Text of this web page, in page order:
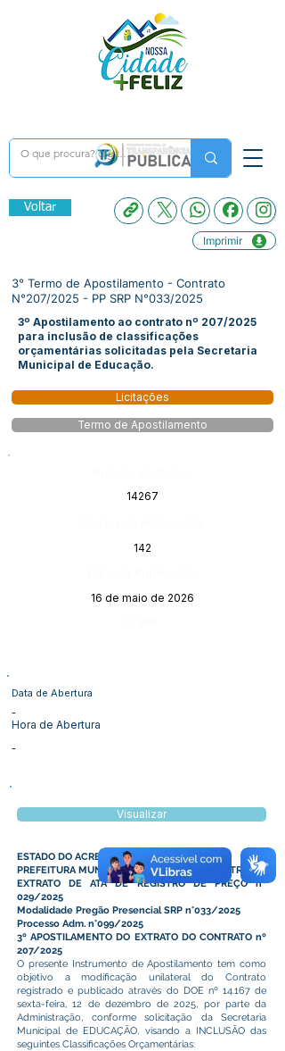
Voltar
Imprimir
3° Termo de Apostilamento - Contrato
N°207/2025 - PP SRP N°033/2025
3º Apostilamento ao contrato nº 207/2025
para inclusão de classificações
orçamentárias solicitadas pela Secretaria
Municipal de Educação.
Licitações
Termo de Apostilamento
14267
142
16 de maio de 2026
Data de Abertura
-
Hora de Abertura
-
Visualizar
ESTADO DO ACRE
PREFEITURA MUNICIPAL DE PLACIDO DE CASTRO
EXTRATO DE ATA DE REGISTRO DE PREÇO nº
029/2025
Modalidade Pregão Presencial SRP n°033/2025
Processo Adm. n°099/2025
3º APOSTILAMENTO DO EXTRATO DO CONTRATO nº
207/2025
O presente Instrumento de Apostilamento tem como
objetivo a modificação unilateral do Contrato
registrado e publicado através do DOE nº 14.167 de
sexta-feira, 12 de dezembro de 2025, por parte da
Administração, conforme solicitação da Secretaria
Municipal de EDUCAÇÃO, visando a INCLUSÃO das
seguintes Classificações Orçamentárias: